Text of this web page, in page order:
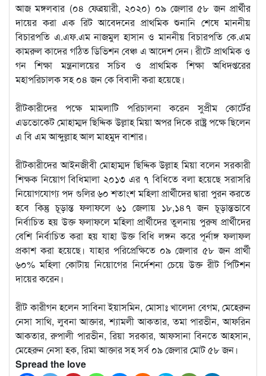
আজ মঙ্গলবার (০৪ ফেব্রয়ারী, ২০২০) ০৯ জেলার ৫৮ জন প্রার্থীর
দায়ের করা এক রিট আবেদনের প্রাথমিক শুনানি শেষে মাননীয়
বিচারপতি এ.এফ.এম নাজমুল হাসান ও মাননীয় বিচারপতি কে.এম
কামরুল কাদের গঠিত ডিভিশন বেঞ্চ এ আদেশ দেন। রীটে প্রাথমিক ও
গন শিক্ষা মন্ত্রনালয়ের সচিব ও প্রাথমিক শিক্ষা অধিদপ্তরের
মহাপরিচালক সহ ০৪ জন কে বিবাদী করা হয়েছে।
রীটকারীদের পক্ষে মামলাটি পরিচালনা করেন সুপ্রীম কোর্টের
এডভোকেট মোহাম্মদ ছিদ্দিক উল্লাহ মিয়া অপর দিকে রাষ্ট্র পক্ষে ছিলেন
এ বি এম আব্দুল্লাহ আল মাহমুদ বাশার।
রীটকারীদের আইনজীবী মোহাম্মদ ছিদ্দিক উল্লাহ মিয়া বলেন সরকারী
শিক্ষক নিয়োগ বিধিমালা ২০১৩ এর ৭ বিধিতে বলা হয়েছে সরাসরি
নিয়োগযোগ্য পদ গুলির ৬০ শতাংশ মহিলা প্রার্থীদের দ্বারা পুরন করতে
হবে কিন্তু চূড়ান্ত ফলাফলে ৬১ জেলায় ১৮,১৪৭ জন চূড়ান্তভাবে
নির্বাচিত হয় উক্ত ফলাফলে মহিলা প্রার্থীদের তুলনায় পুরুষ প্রার্থীদের
বেশি নির্বাচিত করা হয় যাহা উক্ত বিধি লঙ্গন করে পূর্নাঙ্গ ফলাফল
প্রকাশ করা হয়েছে। যাহার পরিপ্রেক্ষিতে ০৯ জেলার ৫৮ জন প্রার্থী
৬০% মহিলা কোটায় নিয়োগের নির্দেশনা চেয়ে উক্ত রীট পিটিশন
দায়ের করেন।
রীট কারীগন হলেন সাবিনা ইয়াসমিন, মোসাঃ খালেদা বেগম, মেহেরুন
নেসা সাথি, লুবনা আক্তার, শ্যামলী আকতার, তমা পারভীন, আফরিন
আকতার, রুপালী পারভীন, রিয়া সরকার, আফসানা বিনতে আহসান,
মেহেরুন নেসা হক, রিমা আক্তার সহ সর্ব ০৯ জেলার মোট ৫৮ জন।
Spread the love